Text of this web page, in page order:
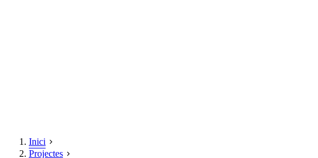
Inici
Projectes